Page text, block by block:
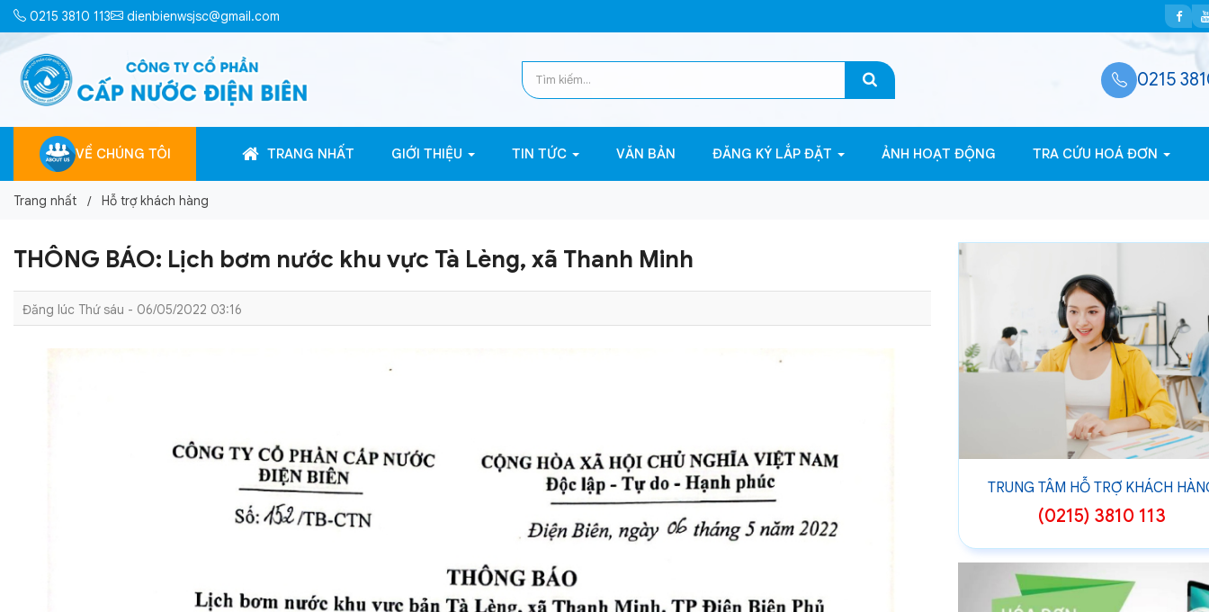
0215 3810 113 dienbienwsjsc@gmail.com
0215
VỀ CHÚNG TÔI TRANG NHẤT GIỚI THIỆU TIN TỨC VĂN BẢN ĐĂNG KÝ LẮP ĐẶT ẢNH HOẠT ĐỘNG TRA CỨU HOÁ ĐƠN
Trang nhất Hỗ trợ khách hàng
THÔNG BÁO: Lịch bơm nước khu vực Tà Lèng, xã Thanh Minh
Đăng lúc Thứ sáu - 06/05/2022 03:16
TRUNG TÂM HỖ TRỢ KHÁCH
(0215) 3810 113